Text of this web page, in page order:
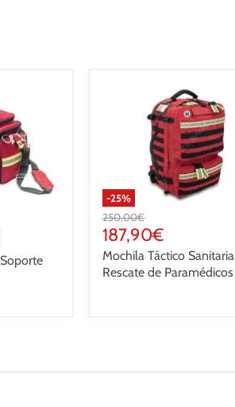
-25%
Precio
original
250,00€
Precio
actual
187,90€
Mochila Táctico Sanitaria
Rescate de Paramédicos